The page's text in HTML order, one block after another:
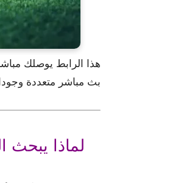
هذا الرابط يوصلك
بث مباشر متعددة
لماذا يبحث